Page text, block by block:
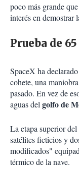
poco más grande
interés en demostrar
Prueba de
SpaceX ha
cohete, una
pasado. En vez de
aguas delgolfo de
La etapa superior
satélites ficticios y
modificados"
térmico de la nave.